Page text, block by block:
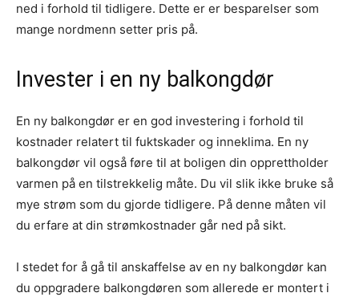
ned i forhold til tidligere. Dette er er besparelser som
mange nordmenn setter pris på.
Invester i en ny balkongdør
En ny balkongdør er en god investering i forhold til
kostnader relatert til fuktskader og inneklima. En ny
balkongdør vil også føre til at boligen din opprettholder
varmen på en tilstrekkelig måte. Du vil slik ikke bruke så
mye strøm som du gjorde tidligere. På denne måten vil
du erfare at din strømkostnader går ned på sikt.
I stedet for å gå til anskaffelse av en ny balkongdør kan
du oppgradere balkongdøren som allerede er montert i